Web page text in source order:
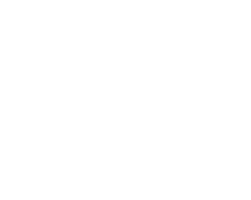
niet beschermd, dus de beste